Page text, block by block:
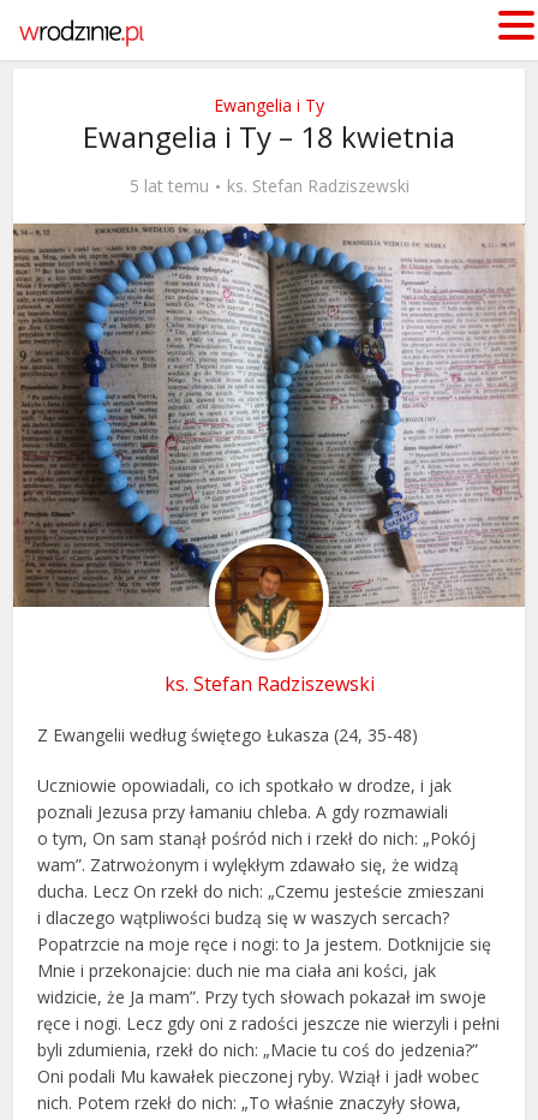
Ewangelia i Ty
Ewangelia i Ty – 18 kwietnia
5 lat temu ks. Stefan Radziszewski
ks. Stefan Radziszewski
Z Ewangelii według świętego Łukasza (24, 35-48)
Uczniowie opowiadali, co ich spotkało w drodze, i jak
poznali Jezusa przy łamaniu chleba. A gdy rozmawiali
o tym, On sam stanął pośród nich i rzekł do nich: „Pokój
wam”. Zatrwożonym i wylękłym zdawało się, że widzą
ducha. Lecz On rzekł do nich: „Czemu jesteście zmieszani
i dlaczego wątpliwości budzą się w waszych sercach?
Popatrzcie na moje ręce i nogi: to Ja jestem. Dotknijcie się
Mnie i przekonajcie: duch nie ma ciała ani kości, jak
widzicie, że Ja mam”. Przy tych słowach pokazał im swoje
ręce i nogi. Lecz gdy oni z radości jeszcze nie wierzyli i pełni
byli zdumienia, rzekł do nich: „Macie tu coś do jedzenia?”
Oni podali Mu kawałek pieczonej ryby. Wziął i jadł wobec
nich. Potem rzekł do nich: „To właśnie znaczyły słowa,